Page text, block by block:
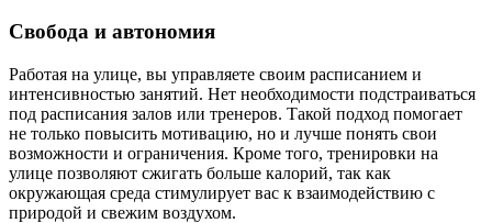
Свобода и автономия
Работая на улице, вы управляете своим расписанием и
интенсивностью занятий. Нет необходимости подстраиваться
под расписания залов или тренеров. Такой подход помогает
не только повысить мотивацию, но и лучше понять свои
возможности и ограничения. Кроме того, тренировки на
улице позволяют сжигать больше калорий, так как
окружающая среда стимулирует вас к взаимодействию с
природой и свежим воздухом.